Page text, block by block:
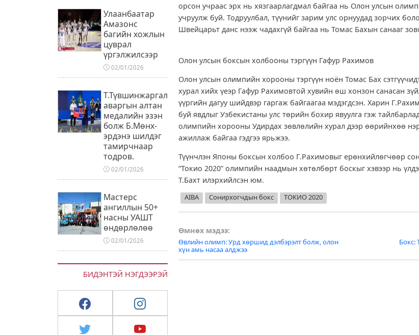
Улаанбаатар
Амазонс
багийн хожлын
цуврал
үргэлжилсээр
02/01/2026
Т.Түвшинжаргал
аваргын алтан
медалийн эзэн
болж Б.Мөнх-
эрдэнэ шилдэг
тамирчнаар
тодров.
02/01/2026
Мастерс
ангиллын 50+
насны УАШТ
өндөрлөлөө
02/01/2026
БИДЭНТЭЙ НЭГДЭЭРЭЙ
орсон учраас эрх нь хязгаарлагдмал байгаа нь Олон улсын
учруулж буй. Тодруулбал, түүнийг зарим улс орнуудад зорчих
Швейцарьт данс нээж чадахгүй байгаа нь Томас Бахын санааг
Олон улсын боксын холбооны тэргүүн Гафур Рахимов
Олон улсын олимпийн хорооны тэргүүн ноён Томас Бах
хурал хийх үеэр Гафур Рахимовтой хувийн өш хонзон санасан
үүргийн дагуу шийдвэр гаргаж байгаагаа мэдэгдсэн. Харин
буй явдлыг Узбекистаны улс төрийн бохир явуулга гэж
олимпийн хорооны Удирдах зөвлөлийн хурал дээр өөрийнхөө
ажиллаж байгаа гэдгээ ярьжээ.
Түүнчлэн Японы боксын холбоо Г.Рахимовыг ерөнхийлөгчөөр
“Токио 2020” олимпийн наадмын хөтөлбөрт боскыг хэвээр нь
Т.Бахт илэрхийлсэн юм.
AIBA Сонирхогчдын бокс ТОКИО 2020
Post
navigation
Өмнөх мэдээ:
Өвлийн олимп: Урд хөршид дэлбэрэлт болж, олон
хүн амь насаа алджээ
Бокс: